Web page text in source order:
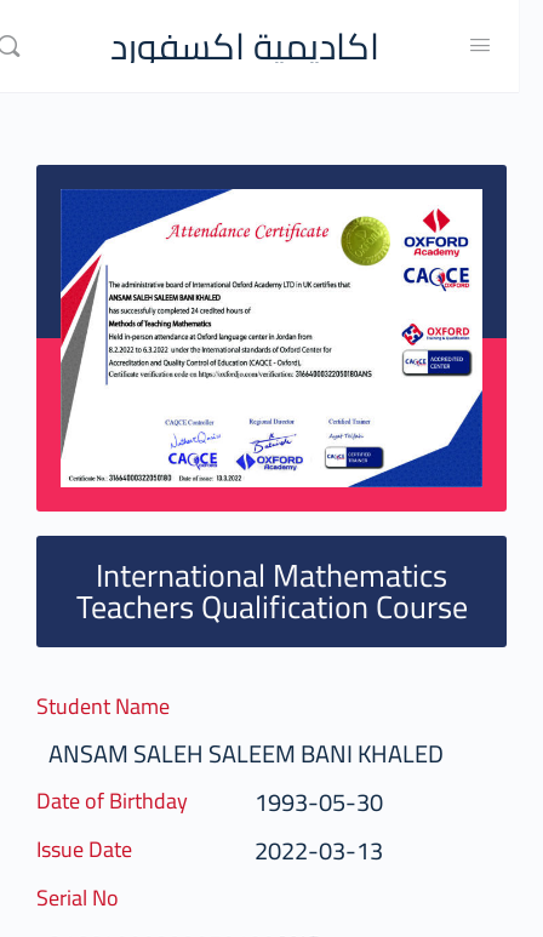
اكاديمية اكسفورد
International Mathematics
Teachers Qualification Course
Student Name
ANSAM SALEH SALEEM BANI KHALED
Date of Birthday 1993-05-30
Issue Date 2022-03-13
Serial No